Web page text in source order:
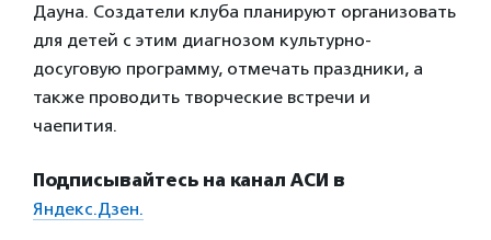
Дауна. Создатели клуба планируют организовать
для детей с этим диагнозом культурно-
досуговую программу, отмечать праздники, а
также проводить творческие встречи и
чаепития.
Подписывайтесь на канал АСИ в
Яндекс.Дзен.